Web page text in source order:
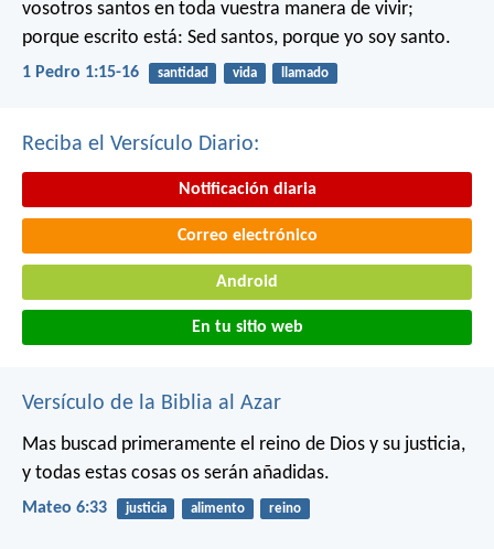
vosotros santos en toda vuestra manera de vivir;
porque escrito está: Sed santos, porque yo soy santo.
1 Pedro 1:15-16 santidad vida llamado
Reciba el Versículo Diario:
Notificación diaria
Correo electrónico
Android
En tu sitio web
Versículo de la Biblia al Azar
Mas buscad primeramente el reino de Dios y su justicia,
y todas estas cosas os serán añadidas.
Mateo 6:33 justicia alimento reino